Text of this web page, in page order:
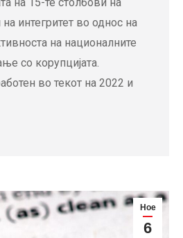
интегритет во однос на
на националните
со корупцијата.
во текот на 2022 и
Ное
6